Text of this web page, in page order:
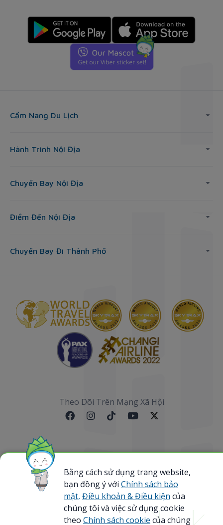
Cẩm Nang Du Lịch
Hành Trình Nội Địa
Chuyến Bay Nội Địa
Điểm Đến Nội Địa
Chuyến Bay Đi Thành Phố
Theo Dõi Trên Mạng Xã Hội
Sơ đồ website
@ 2023 Bamboo Airways Copyright. All Rights
Reserved.
Business Registration Code: 0107867370
Bằng cách sử dụng trang website,
bạn đồng ý với Chính sách bảo
mật, Điều khoản & Điều kiện của
chúng tôi và việc sử dụng cookie
theo Chính sách cookie của chúng